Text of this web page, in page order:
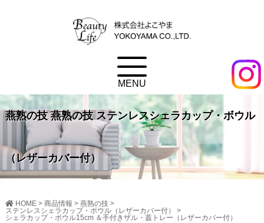
燕熟の技 燕熟の技 ステンレスシェラカップ・ボウル
（レザーカバー付）
HOME> 商品情報 > 燕熟の技>
ステンレスシェラカップ・ボウル（レザーカバー付）
>
シェラカップ・ボウル15cm ＆手付きザル・蓋トレー（レザーカバー付）